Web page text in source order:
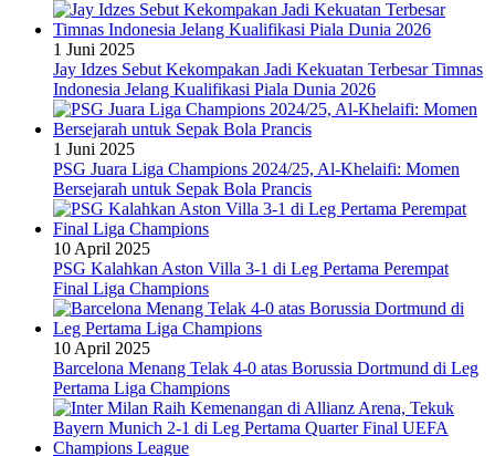
1 Juni 2025
Jay Idzes Sebut Kekompakan Jadi Kekuatan Terbesar Timnas
Indonesia Jelang Kualifikasi Piala Dunia 2026
1 Juni 2025
PSG Juara Liga Champions 2024/25, Al-Khelaifi: Momen
Bersejarah untuk Sepak Bola Prancis
10 April 2025
PSG Kalahkan Aston Villa 3-1 di Leg Pertama Perempat
Final Liga Champions
10 April 2025
Barcelona Menang Telak 4-0 atas Borussia Dortmund di Leg
Pertama Liga Champions